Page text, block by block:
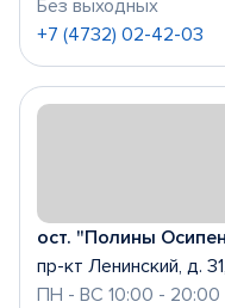
Без выходных
+7 (4732) 02-42-03
ост. "Полины
пр-кт Ленинский, д.
ПН - ВС 10:00 - 20:00